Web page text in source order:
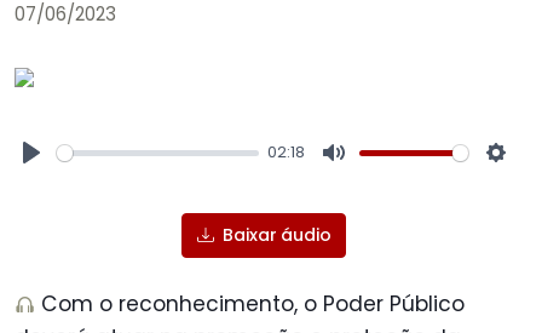
07/06/2023
02:18
Baixar áudio
Com o reconhecimento, o Poder Público